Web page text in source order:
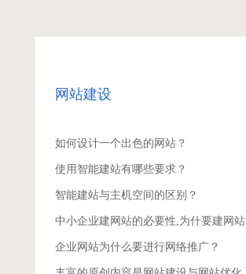
网站建设
如何设计一个出色的网站？
使用智能建站有哪些要求？
智能建站与主机空间的区别？
中小企业建网站的必要性,为什要建网站
企业网站为什么要进行网络推广？